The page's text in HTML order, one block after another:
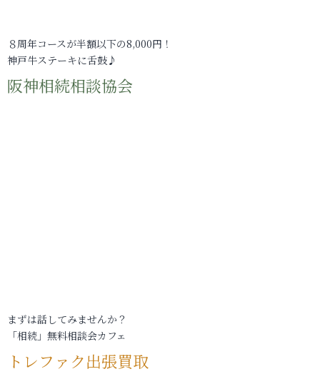
８周年コースが半額以下の8,000円！
神戸牛ステーキに舌鼓♪
阪神相続相談協会
まずは話してみませんか？
「相続」無料相談会カフェ
トレファク出張買取